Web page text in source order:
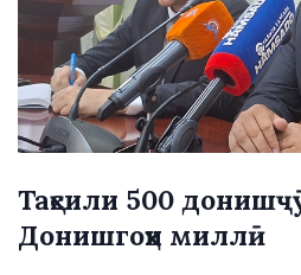
Таҳсили 500
Донишгоҳи миллӣ